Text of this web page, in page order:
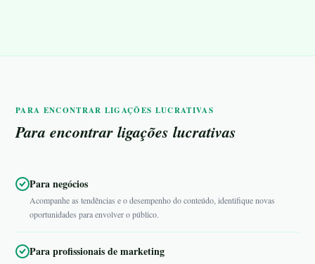
PARA ENCONTRAR LIGAÇÕES LUCRATIVAS
Para encontrar ligações lucrativas
Para negócios
Acompanhe as tendências e o desempenho do conteúdo, identifique novas
oportunidades para envolver o público.
Para profissionais de marketing